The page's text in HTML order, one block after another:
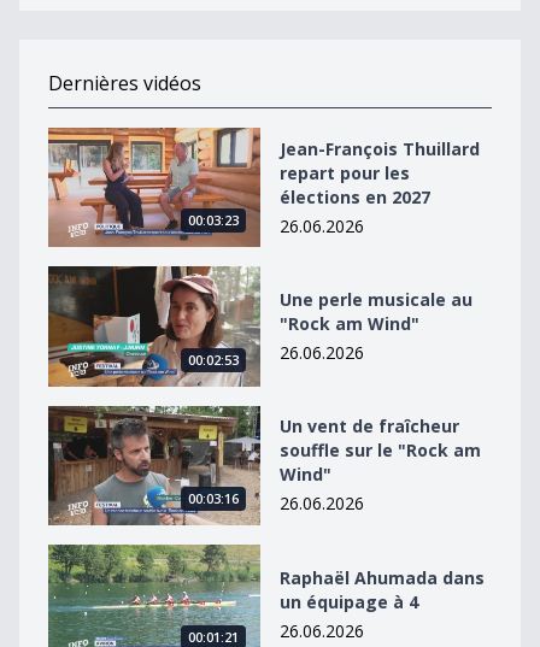
Dernières vidéos
Jean-François Thuillard repart pour les élections en
00:03:23
Jean-François Thuillard
repart pour les
élections en 2027
26.06.2026
Une perle musicale au &quot;Rock am Wind&quot;
00:02:53
Une perle musicale au
"Rock am Wind"
26.06.2026
Un vent de fraîcheur souffle sur le &quot;Rock am
00:03:16
Un vent de fraîcheur
souffle sur le "Rock am
Wind"
26.06.2026
Raphaël Ahumada dans un équipage à 4
00:01:21
Raphaël Ahumada dans
un équipage à 4
26.06.2026